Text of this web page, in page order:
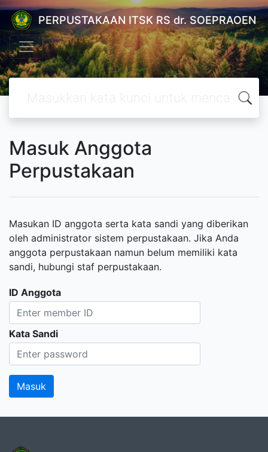
PERPUSTAKAAN ITSK RS dr. SOEPRAOEN
Masuk Anggota
Perpustakaan
Masukan ID anggota serta kata sandi yang diberikan
oleh administrator sistem perpustakaan. Jika Anda
anggota perpustakaan namun belum memiliki kata
sandi, hubungi staf perpustakaan.
ID Anggota
Kata Sandi